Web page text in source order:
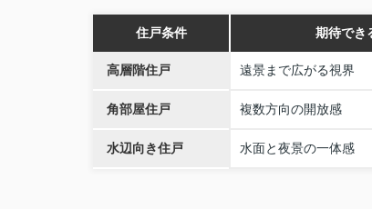
住戸条件 期待でき
高層階住戸 遠景まで広がる視界
角部屋住戸 複数方向の開放感
水辺向き住戸 水面と夜景の一体感